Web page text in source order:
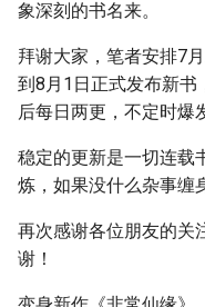
象深刻的书名来。
拜谢大家，笔者安排7
到8月1日正式发布新书
后每日两更，不定时爆
稳定的更新是一切连载
炼，如果没什么杂事缠
再次感谢各位朋友的关
谢！